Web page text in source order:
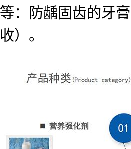
等：防龋固齿的牙
收）。